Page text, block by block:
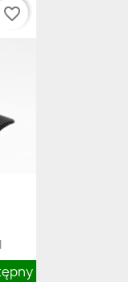
favorite_border